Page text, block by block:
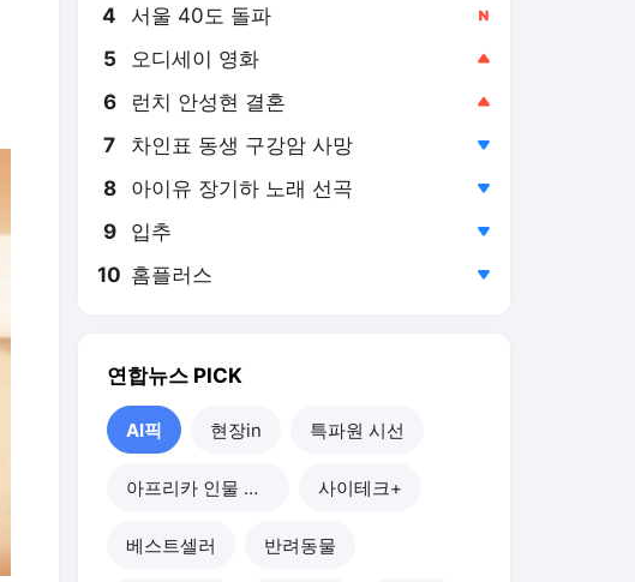
4 서울 40도 돌파
5 오디세이 영화
6 런치 안성현 결혼
7 차인표 동생 구강암 사망
8 아이유 장기하 노래 선곡
9 입추
10 홈플러스
연합뉴스 PICK
AI픽 현장in 특파원 시선
아프리카 인물 열전 사이테크+
베스트셀러 반려동물